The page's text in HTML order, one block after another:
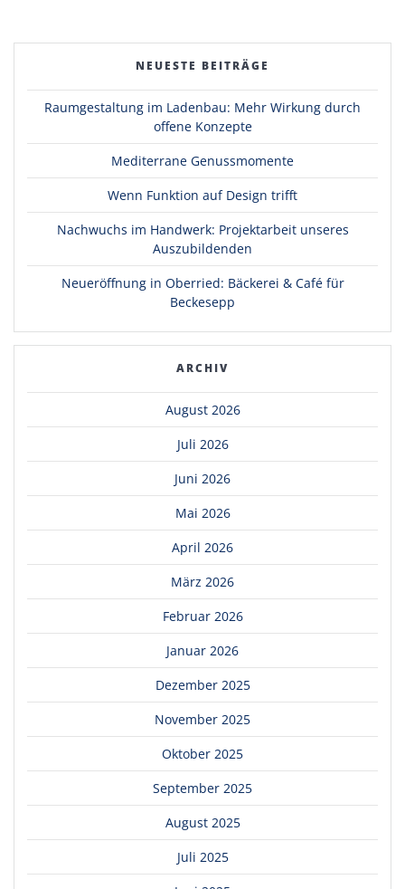
NEUESTE BEITRÄGE
Raumgestaltung im Ladenbau: Mehr Wirkung durch
offene Konzepte
Mediterrane Genussmomente
Wenn Funktion auf Design trifft
Nachwuchs im Handwerk: Projektarbeit unseres
Auszubildenden
Neueröffnung in Oberried: Bäckerei & Café für
Beckesepp
ARCHIV
August 2026
Juli 2026
Juni 2026
Mai 2026
April 2026
März 2026
Februar 2026
Januar 2026
Dezember 2025
November 2025
Oktober 2025
September 2025
August 2025
Juli 2025